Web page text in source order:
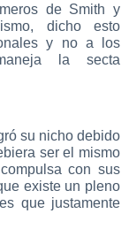
de Smith y
dicho esto
y no a los
la secta
su nicho debido
ser el mismo
con sus
existe un pleno
que justamente